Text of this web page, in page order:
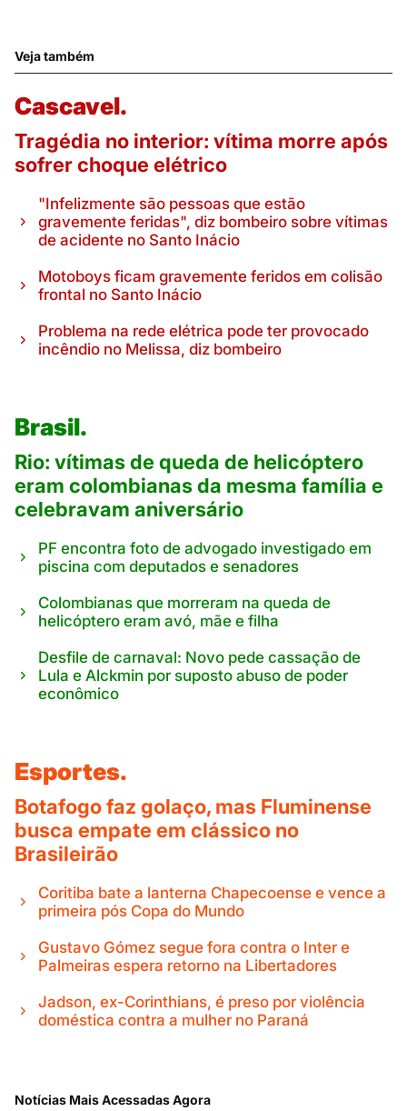
Veja também
Cascavel.
Tragédia no interior: vítima morre após
sofrer choque elétrico
"Infelizmente são pessoas que estão
gravemente feridas", diz bombeiro sobre vítimas
de acidente no Santo Inácio
Motoboys ficam gravemente feridos em colisão
frontal no Santo Inácio
Problema na rede elétrica pode ter provocado
incêndio no Melissa, diz bombeiro
Brasil.
Rio: vítimas de queda de helicóptero
eram colombianas da mesma família e
celebravam aniversário
PF encontra foto de advogado investigado em
piscina com deputados e senadores
Colombianas que morreram na queda de
helicóptero eram avó, mãe e filha
Desfile de carnaval: Novo pede cassação de
Lula e Alckmin por suposto abuso de poder
econômico
Esportes.
Botafogo faz golaço, mas Fluminense
busca empate em clássico no
Brasileirão
Coritiba bate a lanterna Chapecoense e vence a
primeira pós Copa do Mundo
Gustavo Gómez segue fora contra o Inter e
Palmeiras espera retorno na Libertadores
Jadson, ex-Corinthians, é preso por violência
doméstica contra a mulher no Paraná
Notícias Mais Acessadas Agora